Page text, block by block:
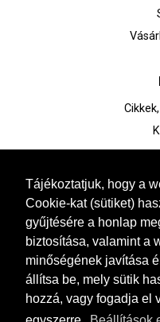
Tájékoztatjuk, hogy a
Cookie-kat (sütiket)
gyűjtésére a honlap
biztosítása, valamint a
minőségének javítása
állítsa be, mely sütik
hozzá, vagy fogadja el
Értékesítőink széles
kérdéseiddel